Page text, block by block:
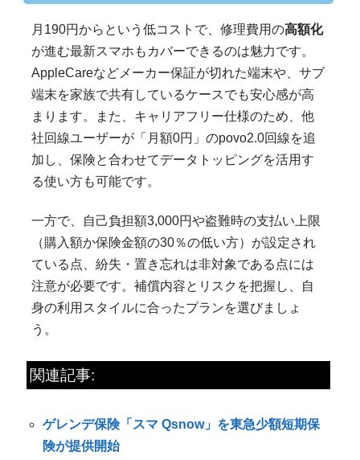
月190円からという低コストで、修理費用の高額化
が進む最新スマホもカバーできるのは魅力です。
AppleCareなどメーカー保証が切れた端末や、サブ
端末を家族で共有しているケースでも安心感が高
まります。また、キャリアフリー仕様のため、他
社回線ユーザーが「月額0円」のpovo2.0回線を追
加し、保険と合わせてデータトッピングを活用す
る使い方も可能です。
一方で、自己負担額3,000円や盗難時の支払い上限
（購入額か保険金額の30％の低い方）が設定され
ている点、紛失・置き忘れは非対象である点には
注意が必要です。補償内容とリスクを把握し、自
身の利用スタイルに合ったプランを選びましょ
う。
関連記事:
ゲレンデ保険「スマ Qsnow」を東急少額短期保
険が提供開始